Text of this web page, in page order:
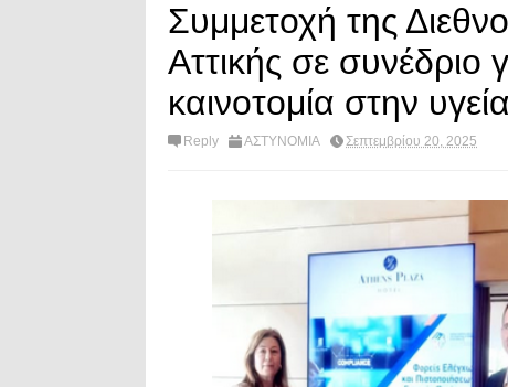
Συμμετοχή της
Αττικής σε συνέδριο
καινοτομία στην υγεία
Reply ΑΣΤΥΝΟΜΙΑ Σεπτεμβρίου 20, 2025